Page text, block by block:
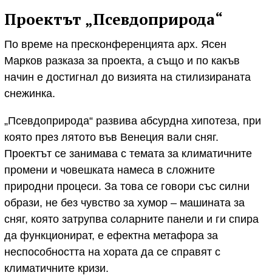
Проектът „Псевдоприрода“
По време на пресконференцията арх. Ясен
Марков разказа за проекта, а също и по какъв
начин е достигнал до визията на стилизираната
снежинка.
„Псевдоприрода“ развива абсурдна хипотеза, при
която през лятото във Венеция вали сняг.
Проектът се занимава с темата за климатичните
промени и човешката намеса в сложните
природни процеси. За това се говори със силни
образи, не без чувство за хумор – машината за
сняг, която затрупва соларните панели и ги спира
да функционират, е ефектна метафора за
неспособността на хората да се справят с
климатичните кризи.